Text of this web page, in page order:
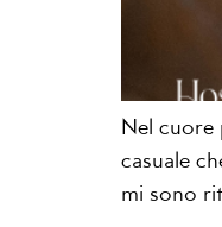
Nel cuore
casuale
mi sono